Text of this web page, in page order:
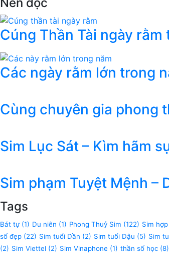
Cúng Thần Tài ngày
Các ngày rằm lớn trong
Cùng chuyên gia phong
Sim Lục Sát – Kìm hãm
Sim phạm Tuyệt Mệnh –
Tags
Bát tự(1) Du niên (1) Phong Thuỷ Sim (122) Sim
số đẹp (22) Sim tuổi Dần (2) Sim tuổi Dậu (5) Sim
(2) Sim Viettel (2) Sim Vinaphone (1) thần số học (8)